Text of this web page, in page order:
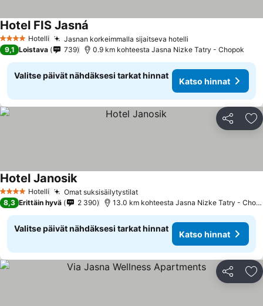
4 Tähtiluokitus
Hotelli Jasnan korkeimmalla sijaitseva hotelli
Hotel FIS Jasná
9,1 Loistava 739 0.9 km kohteesta Jasna Nizke Tatry - Chopok
Valitse päivät nähdäksesi tarkat hinnat
Katso hinnat
Jaa
4 Tähtiluokitus
Hotelli Omat suksisäilytystilat
Hotel Janosik
8,3 Erittäin hyvä 2 390 13.0 km kohteesta Jasna Nizke Tatry - Chopok
Valitse päivät nähdäksesi tarkat hinnat
Katso hinnat
Jaa